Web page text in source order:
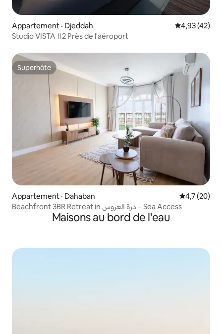
Appartement · Djeddah Note
4,93 (42)
Studio VISTA #2 Près de l'aéroport
Superhôte
Superhôte
Appartement · Dahaban Note
4,7 (20)
Beachfront 3BR Retreat in درة العروس – Sea Access
Maisons au bord de l'eau